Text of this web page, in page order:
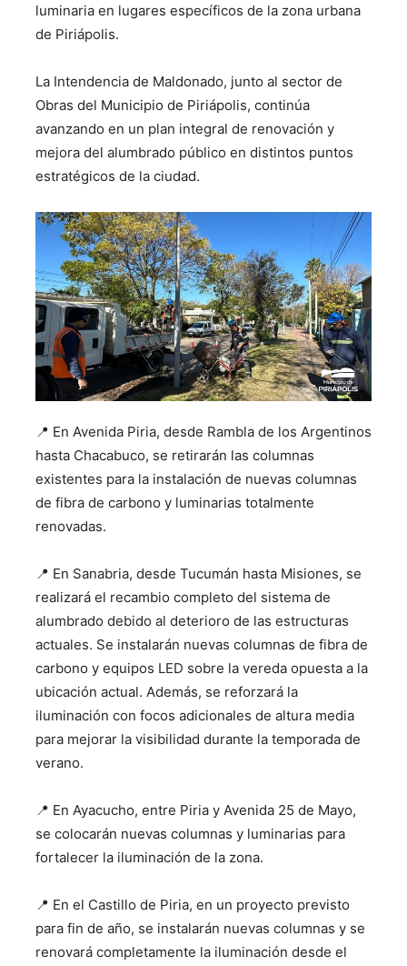
luminaria en lugares específicos de la zona urbana
de Piriápolis.
La Intendencia de Maldonado, junto al sector de
Obras del Municipio de Piriápolis, continúa
avanzando en un plan integral de renovación y
mejora del alumbrado público en distintos puntos
estratégicos de la ciudad.
📍 En Avenida Piria, desde Rambla de los Argentinos
hasta Chacabuco, se retirarán las columnas
existentes para la instalación de nuevas columnas
de fibra de carbono y luminarias totalmente
renovadas.
📍 En Sanabria, desde Tucumán hasta Misiones, se
realizará el recambio completo del sistema de
alumbrado debido al deterioro de las estructuras
actuales. Se instalarán nuevas columnas de fibra de
carbono y equipos LED sobre la vereda opuesta a la
ubicación actual. Además, se reforzará la
iluminación con focos adicionales de altura media
para mejorar la visibilidad durante la temporada de
verano.
📍 En Ayacucho, entre Piria y Avenida 25 de Mayo,
se colocarán nuevas columnas y luminarias para
fortalecer la iluminación de la zona.
📍 En el Castillo de Piria, en un proyecto previsto
para fin de año, se instalarán nuevas columnas y se
renovará completamente la iluminación desde el